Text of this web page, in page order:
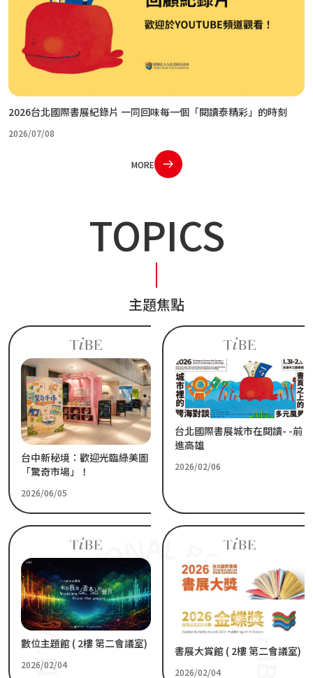
2026台北國際書展紀錄片 一同回味每一個「閱讀泰精彩」的時刻
2026/07/08
MORE
TOPICS
主題焦點
台中新秘境：歡迎光臨綠美圖
「驚奇市場」！
2026/06/05
台北國際書展城市在閱讀- -前
進高雄
2026/02/06
數位主題館 ( 2樓 第二會議室)
2026/02/04
書展大賞館 ( 2樓 第二會議室)
2026/02/04